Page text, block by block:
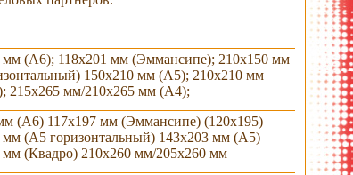
мм (А6); 118х201 мм (Эммансипе); 210х150 мм
150х210 мм (А5); 210х210 мм
215х265 мм/210х265 мм (А4);
(А6) 117х197 мм (Эммансипе) (120х195)
мм (А5 горизонтальный) 143х203 мм (А5)
мм (Квадро) 210х260 мм/205х260 мм